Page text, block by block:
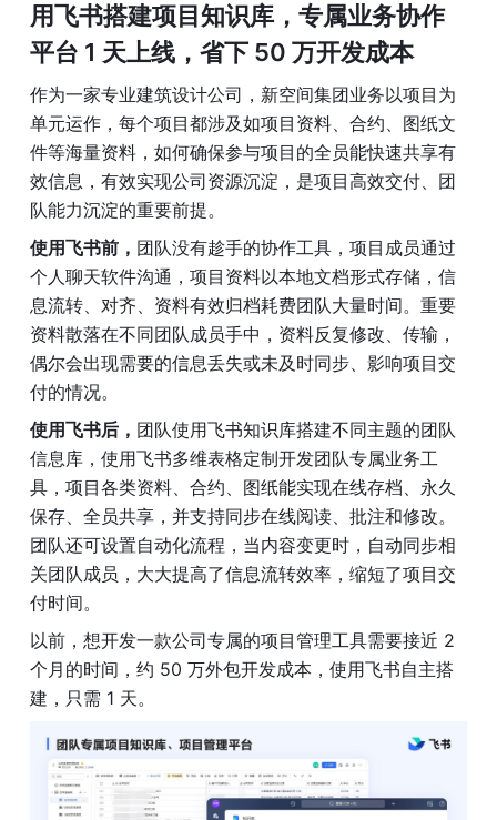
用飞书搭建项目知识库，专属业务协作
平台 1 天上线，省下 50 万开发成本
作为一家专业建筑设计公司，新空间集团业务以项目为
单元运作，每个项目都涉及如项目资料、合约、图纸文
件等海量资料，如何确保参与项目的全员能快速共享有
效信息，有效实现公司资源沉淀，是项目高效交付、团
队能力沉淀的重要前提。
使用飞书前， 团队没有趁手的协作工具，项目成员通过
个人聊天软件沟通，项目资料以本地文档形式存储，信
息流转、对齐、资料有效归档耗费团队大量时间。重要
资料散落在不同团队成员手中，资料反复修改、传输，
偶尔会出现需要的信息丢失或未及时同步、影响项目交
付的情况。
使用飞书后， 团队使用飞书知识库搭建不同主题的团队
信息库，使用飞书多维表格定制开发团队专属业务工
具，项目各类资料、合约、图纸能实现在线存档、永久
保存、全员共享，并支持同步在线阅读、批注和修改。
团队还可设置自动化流程，当内容变更时，自动同步相
关团队成员，大大提高了信息流转效率，缩短了项目交
付时间。
以前，想开发一款公司专属的项目管理工具需要接近 2
个月的时间，约 50 万外包开发成本，使用飞书自主搭
建，只需 1 天。